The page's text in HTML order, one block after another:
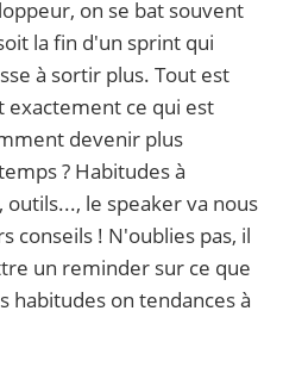
on se bat souvent
la fin d'un sprint qui
à sortir plus. Tout est
exactement ce qui est
devenir plus
? Habitudes à
le speaker va nous
conseils ! N'oublies pas, il
un reminder sur ce que
habitudes on tendances à